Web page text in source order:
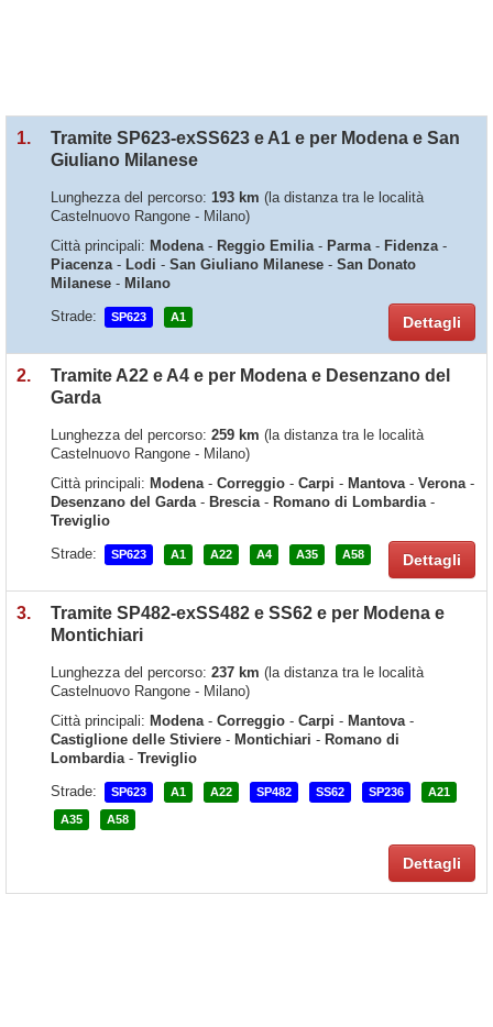
1.
Tramite SP623-exSS623 e A1 e per Modena e San
Giuliano Milanese
Lunghezza del percorso: 193 km (la distanza tra le località
Castelnuovo Rangone - Milano)
Città principali: Modena- Reggio Emilia- Parma- Fidenza-
Piacenza- Lodi - San Giuliano Milanese - San Donato
Milanese - Milano
Strade:
SP623 A1 Dettagli
2.
Tramite A22 e A4 e per Modena e Desenzano del
Garda
Lunghezza del percorso: 259 km (la distanza tra le località
Castelnuovo Rangone - Milano)
Città principali: Modena- Correggio - Carpi - Mantova- Verona-
Desenzano del Garda- Brescia- Romano di Lombardia-
Treviglio
Strade:
SP623 A1 A22 A4 A35 A58 Dettagli
3.
Tramite SP482-exSS482 e SS62 e per Modena e
Montichiari
Lunghezza del percorso: 237 km (la distanza tra le località
Castelnuovo Rangone - Milano)
Città principali: Modena- Correggio - Carpi - Mantova-
Castiglione delle Stiviere - Montichiari - Romano di
Lombardia- Treviglio
Strade:
SP623 A1 A22 SP482 SS62 SP236 A21
A35 A58
Dettagli